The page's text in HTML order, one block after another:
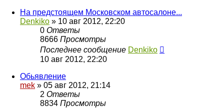
На предстоящем Московском автосалоне...
Denkiko » 10 авг 2012, 22:20
0 Ответы
8666 Просмотры
Последнее сообщение Denkiko
10 авг 2012, 22:20
Обьявление
mek » 05 авг 2012, 21:14
2 Ответы
8834 Просмотры